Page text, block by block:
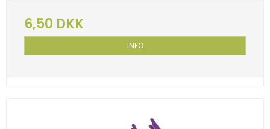
6,50 DKK
INFO